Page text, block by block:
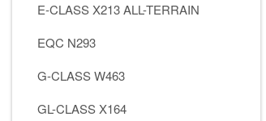
E-CLASS X213 ALL-TERRAIN
EQC N293
G-CLASS W463
GL-CLASS X164